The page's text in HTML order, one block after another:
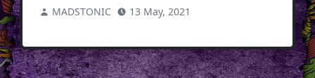
MADSTONIC 13 May, 2021